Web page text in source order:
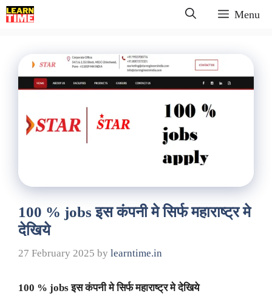
Skip
to
Menu
100 % jobs इस कंपनी मे सिर्फ महाराष्ट्र मे
देखिये
27 February 2025 by learntime.in
100 % jobs इस कंपनी मे सिर्फ महाराष्ट्र मे देखिये